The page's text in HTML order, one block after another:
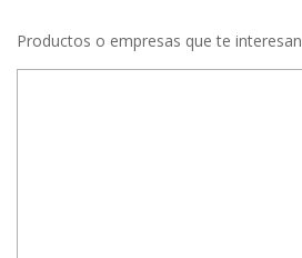
Productos o empresas que te interesan